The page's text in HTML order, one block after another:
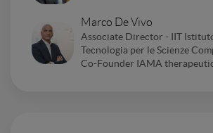
Marco De Vivo
Associate Director - IIT
Tecnologia per le Scienze
Co-Founder IAMA